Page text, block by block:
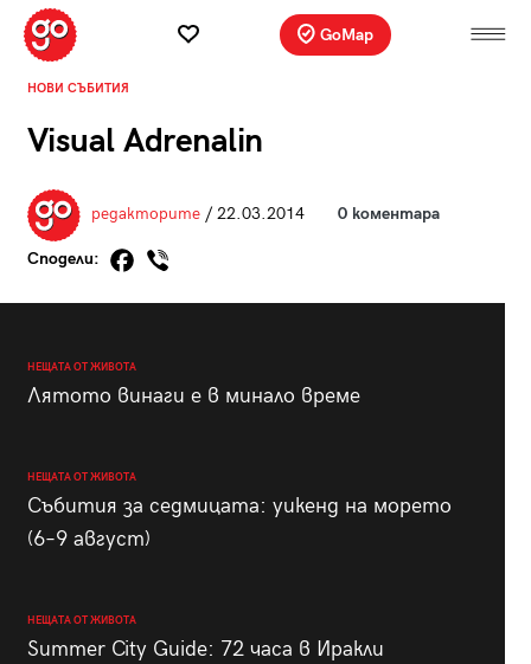
GoMap
НОВИ СЪБИТИЯ
Visual Adrenalin
редакторите/ 22.03.2014 0 коментара
Сподели:
НЕЩАТА ОТ ЖИВОТА
Лятото винаги е в минало време
НЕЩАТА ОТ ЖИВОТА
Събития за седмицата: уикенд на морето
(6–9 август)
НЕЩАТА ОТ ЖИВОТА
Summer City Guide: 72 часа в Иракли